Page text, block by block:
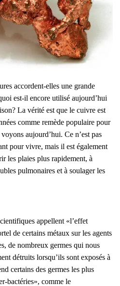
accordent-elles une grande
est-il encore utilisé aujourd’hui
La vérité est que le cuivre est
comme remède populaire pour
aujourd’hui. Ce n’est pas
pour vivre, mais il est également
les plaies plus rapidement, à
pulmonaires et à soulager les
appellent «l’effet
de certains métaux sur les agents
de nombreux germes qui nous
détruits lorsqu’ils sont exposés à
certains des germes les plus
bactéries», comme le